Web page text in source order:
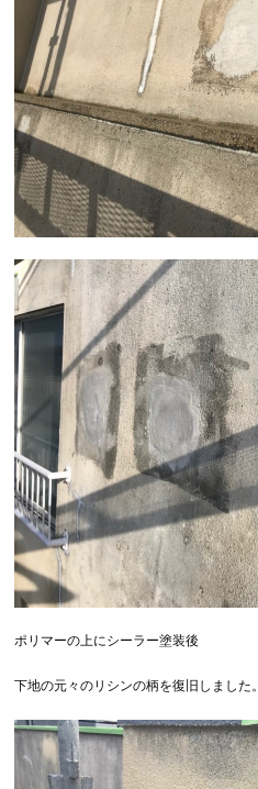
ポリマーの上にシーラー塗装後
下地の元々のリシンの柄を復旧しました。